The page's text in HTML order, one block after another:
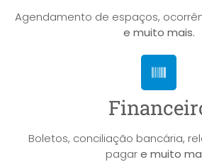
Agendamento de espaços,
e muito mais.
Boletos, conciliação bancária,
pagare muito